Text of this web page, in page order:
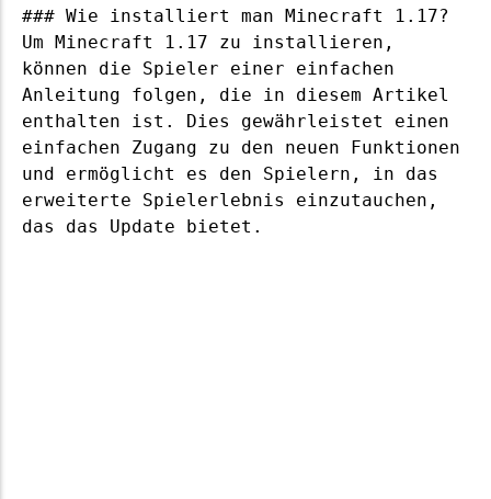
### Wie installiert man Minecraft 1.17?
Um Minecraft 1.17 zu installieren,
können die Spieler einer einfachen
Anleitung folgen, die in diesem Artikel
enthalten ist. Dies gewährleistet einen
einfachen Zugang zu den neuen Funktionen
und ermöglicht es den Spielern, in das
erweiterte Spielerlebnis einzutauchen,